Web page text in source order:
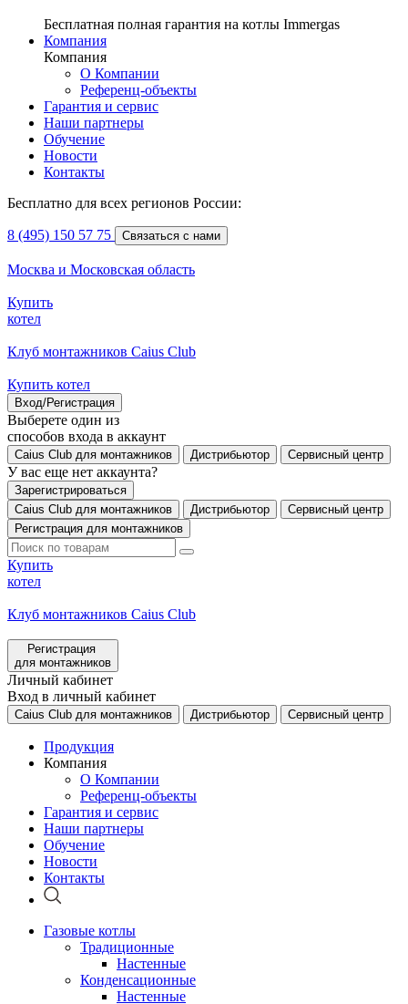
Бесплатная полная гарантия на котлы Immergas
Компания
Компания
О Компании
Референц-объекты
Гарантия и сервис
Наши партнеры
Обучение
Новости
Контакты
Бесплатно для всех регионов России:
8 (495) 150 57 75 Связаться с нами
Москва и Московская область
Купить
котел
Клуб монтажников Caius Club
Купить котел
Вход/Регистрация
Выберете один из
способов входа в аккаунт
Caius Club для монтажников Дистрибьютор Сервисный центр
У вас еще нет аккаунта?
Зарегистрироваться
Caius Club для монтажников
Дистрибьютор
Сервисный центр
Регистрация для монтажников
Купить
котел
Клуб монтажников Caius Club
Регистрация
для монтажников
Личный кабинет
Вход в личный кабинет
Caius Club для монтажников Дистрибьютор Сервисный центр
Продукция
Компания
О Компании
Референц-объекты
Гарантия и сервис
Наши партнеры
Обучение
Новости
Контакты
Газовые котлы
Традиционные
Настенные
Конденсационные
Настенные